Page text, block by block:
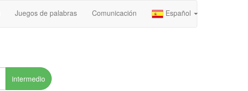
Juegos de palabras Comunicación Español
intermedio